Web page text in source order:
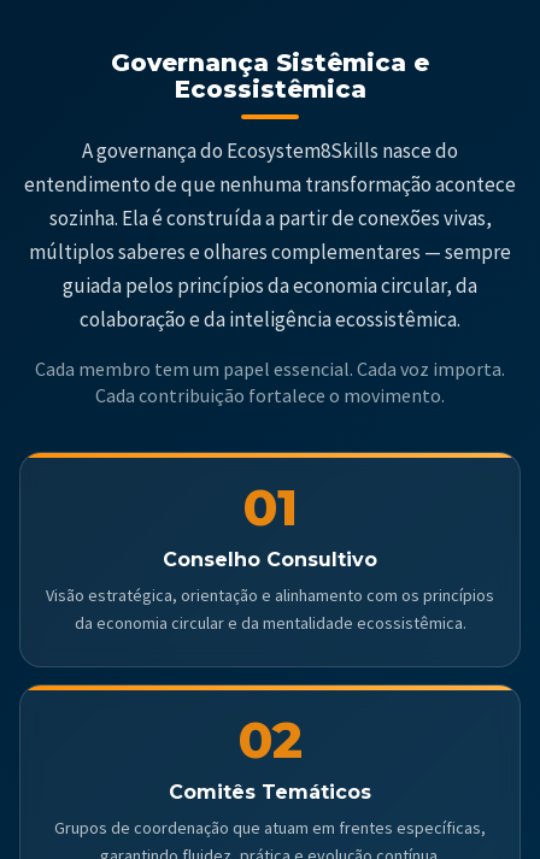
Governança Sistêmica e
Ecossistêmica
A governança do Ecosystem8Skills nasce do
entendimento de que nenhuma transformação acontece
sozinha. Ela é construída a partir de conexões vivas,
múltiplos saberes e olhares complementares — sempre
guiada pelos princípios da economia circular, da
colaboração e da inteligência ecossistêmica.
Cada membro tem um papel essencial. Cada voz importa.
Cada contribuição fortalece o movimento.
01
Conselho Consultivo
Visão estratégica, orientação e alinhamento com os princípios
da economia circular e da mentalidade ecossistêmica.
02
Comitês Temáticos
Grupos de coordenação que atuam em frentes específicas,